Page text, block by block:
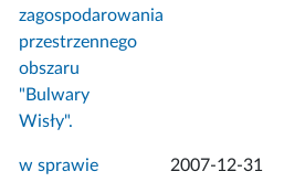
zagospodarowania
przestrzennego
obszaru
"Bulwary
Wisły".
w sprawie
2007-12-31